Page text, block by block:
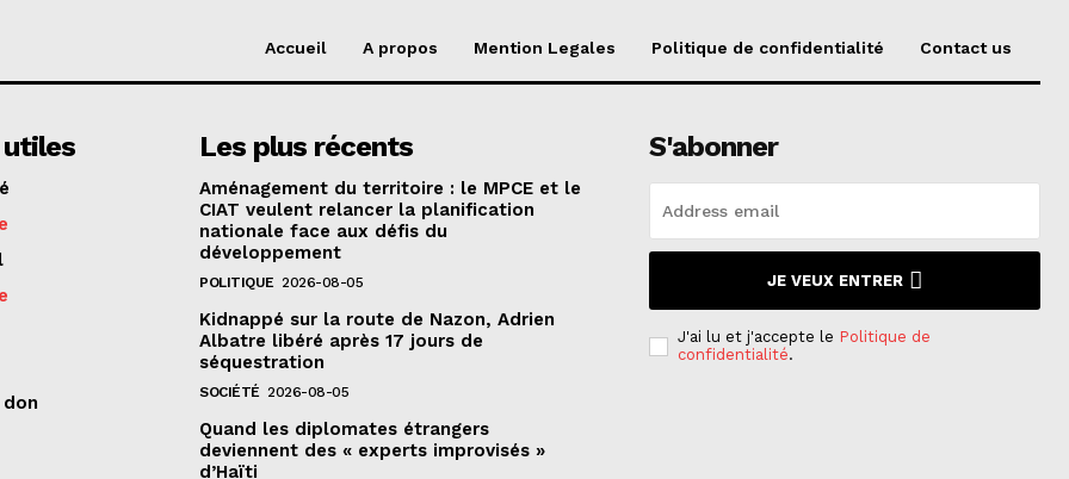
Accueil A propos Mention Legales Politique de confidentialité Contact us
don
Les plus récents
Aménagement du territoire : le MPCE et le
CIAT veulent relancer la planification
nationale face aux défis du
développement
POLITIQUE 2026-08-05
Kidnappé sur la route de Nazon, Adrien
Albatre libéré après 17 jours de
séquestration
SOCIÉTÉ 2026-08-05
Quand les diplomates étrangers
deviennent des « experts improvisés »
d’Haïti
S'abonner
JE VEUX ENTRER
J'ai lu et j'accepte le Politique de
confidentialité.